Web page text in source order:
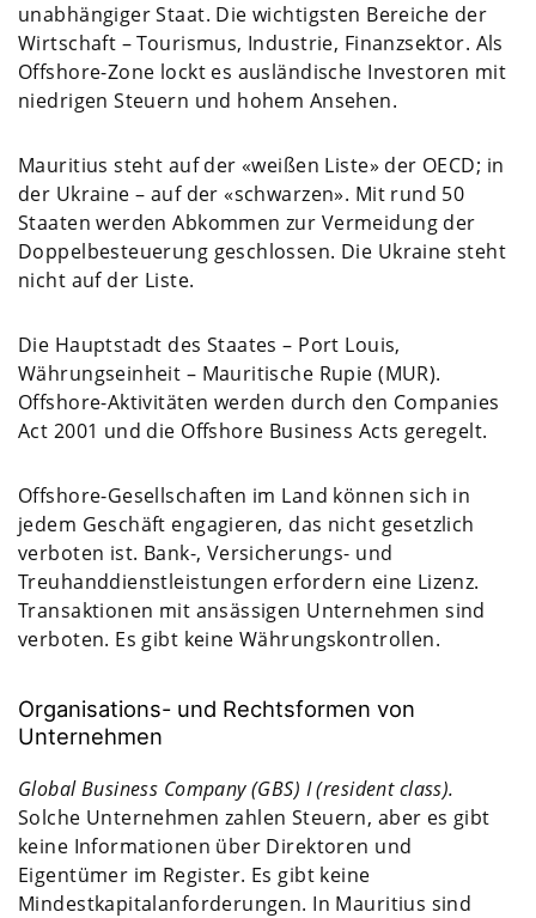
unabhängiger Staat. Die wichtigsten Bereiche der
Wirtschaft – Tourismus, Industrie, Finanzsektor. Als
Offshore-Zone lockt es ausländische Investoren mit
niedrigen Steuern und hohem Ansehen.
Mauritius steht auf der «weißen Liste» der OECD; in
der Ukraine – auf der «schwarzen». Mit rund 50
Staaten werden Abkommen zur Vermeidung der
Doppelbesteuerung geschlossen. Die Ukraine steht
nicht auf der Liste.
Die Hauptstadt des Staates – Port Louis,
Währungseinheit – Mauritische Rupie (MUR).
Offshore-Aktivitäten werden durch den Companies
Act 2001 und die Offshore Business Acts geregelt.
Offshore-Gesellschaften im Land können sich in
jedem Geschäft engagieren, das nicht gesetzlich
verboten ist. Bank-, Versicherungs- und
Treuhanddienstleistungen erfordern eine Lizenz.
Transaktionen mit ansässigen Unternehmen sind
verboten. Es gibt keine Währungskontrollen.
Organisations- und Rechtsformen von
Unternehmen
Global Business Company (GBS) I (resident class).
Solche Unternehmen zahlen Steuern, aber es gibt
keine Informationen über Direktoren und
Eigentümer im Register. Es gibt keine
Mindestkapitalanforderungen. In Mauritius sind